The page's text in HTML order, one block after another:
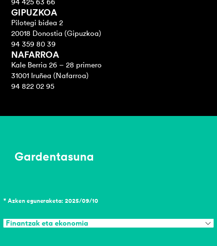
94 425 63 66
GIPUZKOA
Pilotegi bidea 2
20018 Donostia (Gipuzkoa)
94 359 80 39
NAFARROA
Kale Berria 26 – 28 primero
31001 Iruñea (Nafarroa)
94 822 02 95
Gardentasuna
* Azken eguneraketa: 2025/09/10
Finantzak eta ekonomia